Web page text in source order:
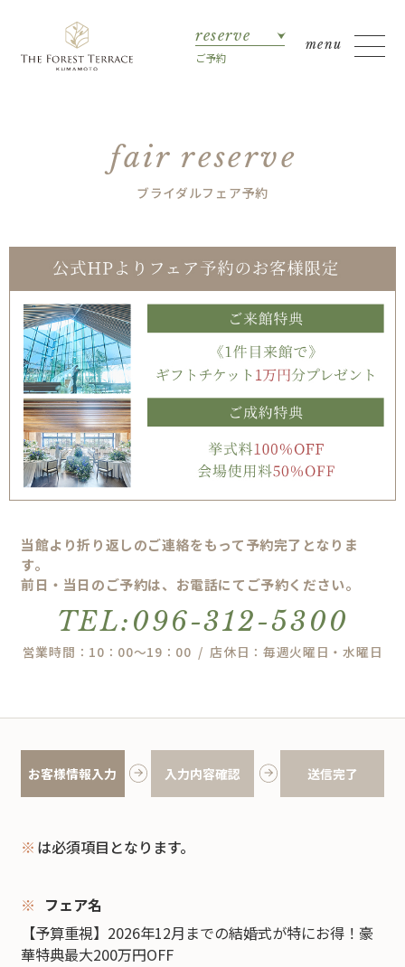
reserve
ご予約
fair reserve
ブライダルフェア予約
当館より折り返しのご連絡をもって予約完了となりま
す。
前日・当日のご予約は、お電話にてご予約ください。
TEL:096-312-5300
営業時間：10：00～19：00 / 店休日：毎週火曜日・水曜日
お客様情報入力 入力内容確認 送信完了
※ は必須項目となります。
フェア名
【予算重視】2026年12月までの結婚式が特にお得！豪
華特典最大200万円OFF